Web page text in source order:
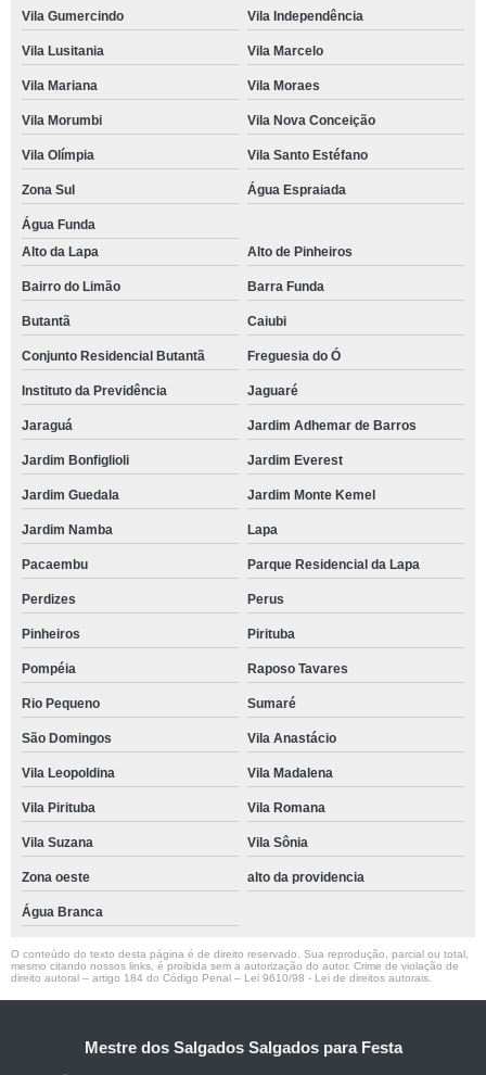
Vila Gumercindo Vila Independência
Vila Lusitania Vila Marcelo
Vila Mariana Vila Moraes
Vila Morumbi Vila Nova Conceição
Vila Olímpia Vila Santo Estéfano
Zona Sul Água Espraiada
Água Funda
Alto da Lapa
Alto de Pinheiros
Bairro do Limão Barra Funda
Butantã Caiubi
Conjunto Residencial Butantã Freguesia do Ó
Instituto da Previdência Jaguaré
Jaraguá Jardim Adhemar de Barros
Jardim Bonfiglioli Jardim Everest
Jardim Guedala Jardim Monte Kemel
Jardim Namba Lapa
Pacaembu Parque Residencial da Lapa
Perdizes Perus
Pinheiros Pirituba
Pompéia Raposo Tavares
Rio Pequeno Sumaré
São Domingos Vila Anastácio
Vila Leopoldina Vila Madalena
Vila Pirituba Vila Romana
Vila Suzana Vila Sônia
Zona oeste alto da providencia
Água Branca
O conteúdo do texto desta página é de direito reservado. Sua reprodução, parcial ou total,
mesmo citando nossos links, é proibida sem a autorização do autor. Crime de violação de
direito autoral – artigo 184 do Código Penal – Lei 9610/98 - Lei de direitos autorais
Mestre dos Salgados Salgados para Festa